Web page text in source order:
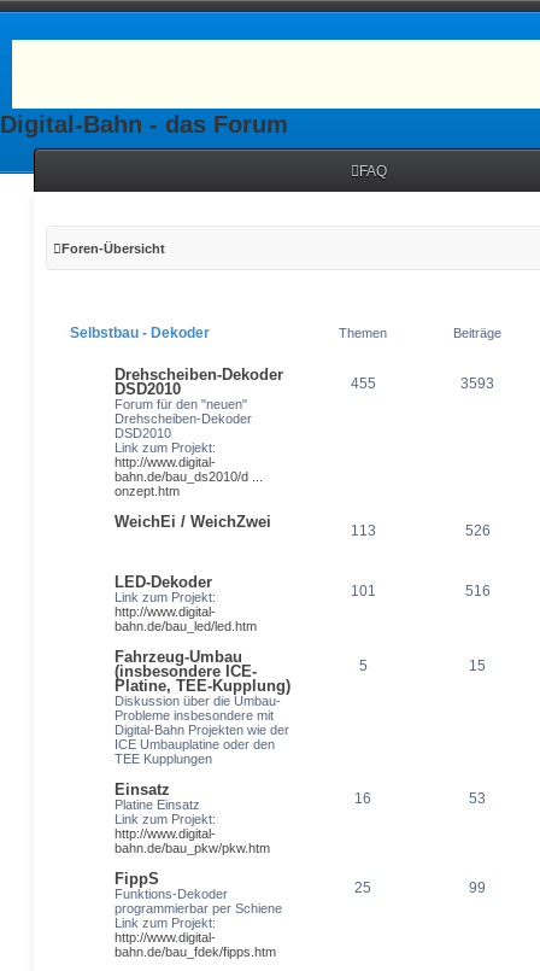
Digital-Bahn - das Forum
FAQ
Foren-Übersicht
Selbstbau - Dekoder Themen Beiträge
Drehscheiben-Dekoder
DSD2010
Forum für den "neuen"
Drehscheiben-Dekoder
DSD2010
Link zum Projekt:
http://www.digital-
bahn.de/bau_ds2010/d ...
onzept.htm
455 3593
WeichEi / WeichZwei 113 526
LED-Dekoder
Link zum Projekt:
http://www.digital-
bahn.de/bau_led/led.htm
101 516
Fahrzeug-Umbau
(insbesondere ICE-
Platine, TEE-Kupplung)
Diskussion über die Umbau-
Probleme insbesondere mit
Digital-Bahn Projekten wie der
ICE Umbauplatine oder den
TEE Kupplungen
5 15
Einsatz
Platine Einsatz
Link zum Projekt:
http://www.digital-
bahn.de/bau_pkw/pkw.htm
16 53
FippS
Funktions-Dekoder
programmierbar per Schiene
Link zum Projekt:
http://www.digital-
bahn.de/bau_fdek/fipps.htm
25 99